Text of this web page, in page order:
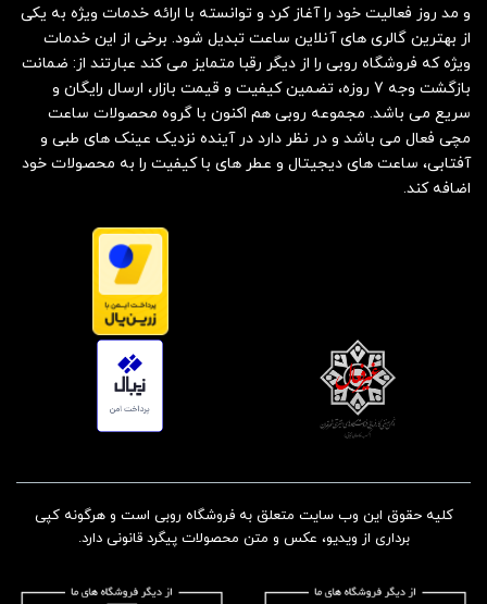
و مد روز فعالیت خود را آغاز کرد و توانسته با ارائه خدمات ویژه به یکی
از بهترین گالری های آنلاین ساعت تبدیل شود. برخی از این خدمات
ویژه که فروشگاه روبی را از دیگر رقبا متمایز می کند عبارتند از: ضمانت
بازگشت وجه 7 روزه، تضمین کیفیت و قیمت بازار، ارسال رایگان و
سریع می باشد. مجموعه روبی هم اکنون با گروه محصولات ساعت
مچی فعال می باشد و در نظر دارد در آینده نزدیک عینک های طبی و
آفتابی، ساعت های دیجیتال و عطر های با کیفیت را به محصولات خود
اضافه کند.
کلیه حقوق این وب سایت متعلق به فروشگاه روبی است و هرگونه کپی
برداری از ویدیو، عکس و متن محصولات پیگرد قانونی دارد.